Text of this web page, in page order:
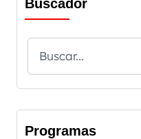
Buscador
Programas